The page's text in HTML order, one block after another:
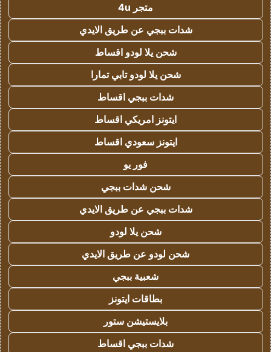
متجر 4u
شدات ببجي عن طريق الايدي
شحن يلا لودو اقساط
شحن يلا لودو تابي تمارا
شدات ببجي اقساط
ايتونز امريكي اقساط
ايتونز سعودي اقساط
فور يو
شحن شدات ببجي
شدات ببجي عن طريق الايدي
شحن يلا لودو
شحن لودو عن طريق الايدي
شعبية ببجي
بطاقات ايتونز
بلايستيشن ستور
شدات ببجي اقساط